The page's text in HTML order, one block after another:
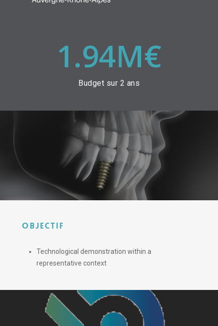
1.94M€
Budget sur 2 ans
OBJECTIF
Technological demonstration within a
representative context